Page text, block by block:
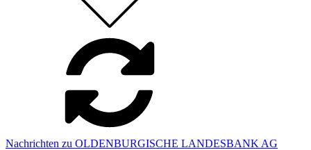
Nachrichten zu OLDENBURGISCHE LANDESBANK AG